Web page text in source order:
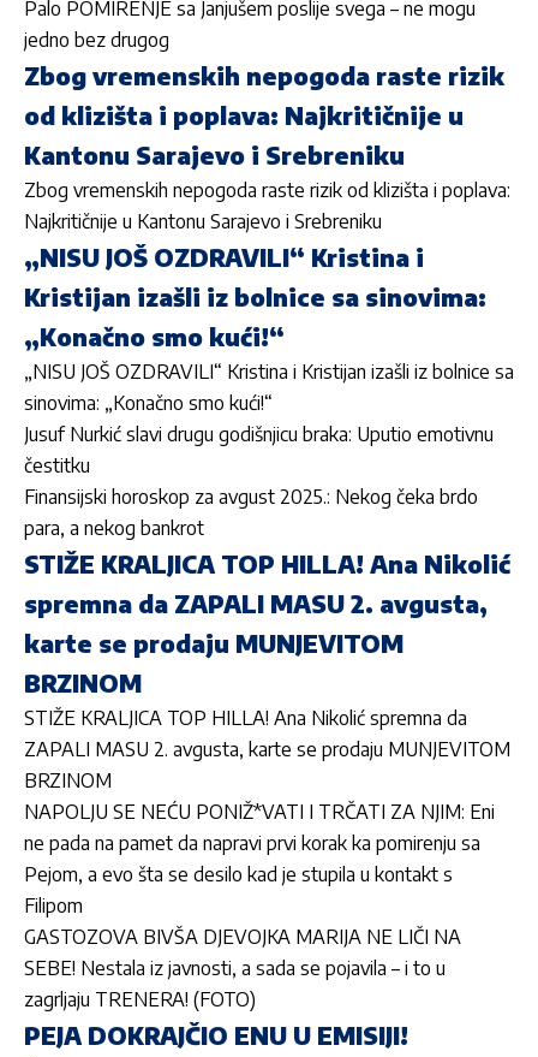
Palo POMIRENJE sa Janjušem poslije svega – ne mogu
jedno bez drugog
Zbog vremenskih nepogoda raste rizik
od klizišta i poplava: Najkritičnije u
Kantonu Sarajevo i Srebreniku
Zbog vremenskih nepogoda raste rizik od klizišta i poplava:
Najkritičnije u Kantonu Sarajevo i Srebreniku
„NISU JOŠ OZDRAVILI“ Kristina i
Kristijan izašli iz bolnice sa sinovima:
„Konačno smo kući!“
„NISU JOŠ OZDRAVILI“ Kristina i Kristijan izašli iz bolnice sa
sinovima: „Konačno smo kući!“
Jusuf Nurkić slavi drugu godišnjicu braka: Uputio emotivnu
čestitku
Finansijski horoskop za avgust 2025.: Nekog čeka brdo
para, a nekog bankrot
STIŽE KRALJICA TOP HILLA! Ana Nikolić
spremna da ZAPALI MASU 2. avgusta,
karte se prodaju MUNJEVITOM
BRZINOM
STIŽE KRALJICA TOP HILL A! Ana Nikolić spremna da
ZAPALI MASU 2. avgusta, karte se prodaju MUNJEVITOM
BRZINOM
NAPOLJU SE NEĆU PONIŽ*VATI I TRČATI ZA NJIM: Eni
ne pada na pamet da napravi prvi korak ka pomirenju sa
Pejom, a evo šta se desilo kad je stupila u kontakt s
Filipom
GASTOZOVA BIVŠA DJEVOJKA MARIJA NE LIČI NA
SEBE! Nestala iz javnosti, a sada se pojavila – i to u
zagrljaju TRENERA! (FOTO)
PEJA DOKRAJČIO ENU U EMISIJI!